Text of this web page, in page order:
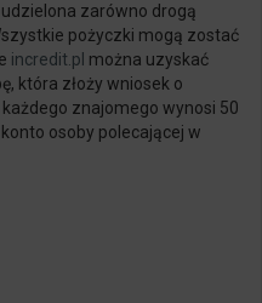
zarówno drogą
pożyczki mogą zostać
incredit .pl można uzyskać
która złoży wniosek o
znajomego wynosi 50
osoby polecającej w